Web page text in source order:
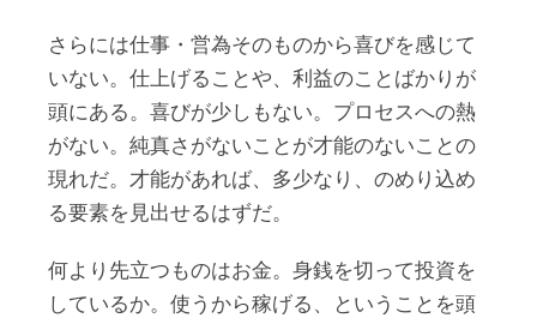
さらには仕事・営為そのものから喜びを感じて
いない。仕上げることや、利益のことばかりが
頭にある。喜びが少しもない。プロセスへの熱
がない。純真さがないことが才能のないことの
現れだ。才能があれば、多少なり、のめり込め
る要素を見出せるはずだ。
何より先立つものはお金。身銭を切って投資を
しているか。使うから稼げる、ということを頭